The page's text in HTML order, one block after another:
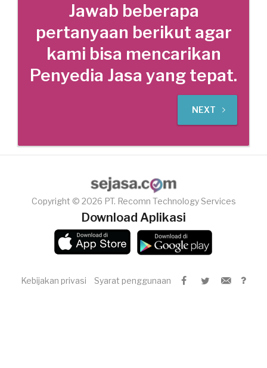
Jawab beberapa
pertanyaan berikut agar
kami bisa mencarikan
Penyedia Jasa yang tepat.
NEXT
Copyright © 2026 PT. Recomn Technology Services
Download Aplikasi
Kebijakan privasi Syarat penggunaan